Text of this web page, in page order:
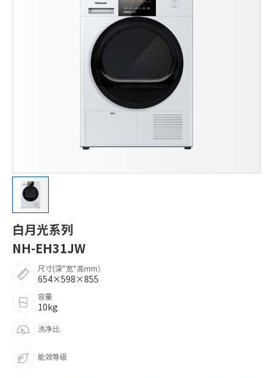
白月光系列
NH-EH31JW
尺寸(深*宽*高mm）
654×598×855
容量
10kg
洗净比
能效等级